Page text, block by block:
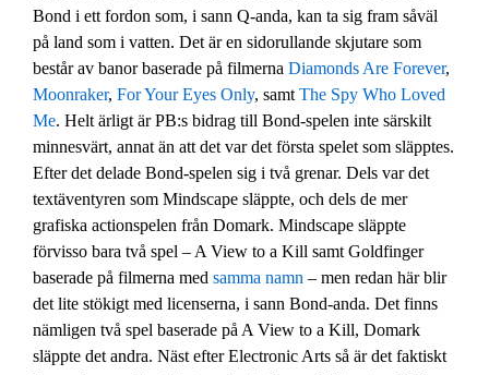
Bond i ett fordon som, i sann Q-anda, kan ta sig fram såväl
på land som i vatten. Det är en sidorullande skjutare som
består av banor baserade på filmerna Diamonds Are Forever,
Moonraker, For Your Eyes Only, samt The Spy Who Loved
Me. Helt ärligt är PB:s bidrag till Bond-spelen inte särskilt
minnesvärt, annat än att det var det första spelet som släpptes.
Efter det delade Bond-spelen sig i två grenar. Dels var det
textäventyren som Mindscape släppte, och dels de mer
grafiska actionspelen från Domark. Mindscape släppte
förvisso bara två spel – A View to a Kill samt Goldfinger
baserade på filmerna med samma namn – men redan här blir
det lite stökigt med licenserna, i sann Bond-anda. Det finns
nämligen två spel baserade på A View to a Kill, Domark
släppte det andra. Näst efter Electronic Arts så är det faktiskt